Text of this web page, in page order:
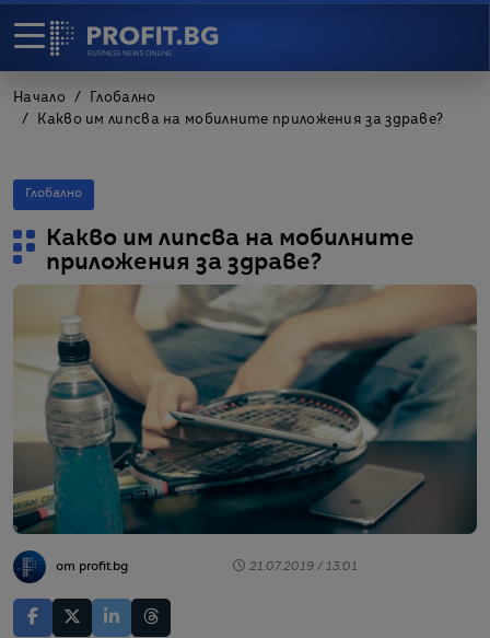
Начало
Глобално
Какво им липсва на мобилните приложения за здраве?
Глобално
Какво им липсва на мобилните
приложения за здраве?
от profit.bg 21.07.2019 / 13:01